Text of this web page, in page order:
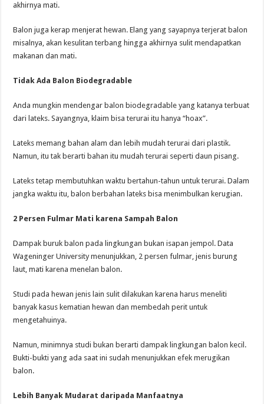
akhirnya mati.
Balon juga kerap menjerat hewan. Elang yang sayapnya terjerat balon
misalnya, akan kesulitan terbang hingga akhirnya sulit mendapatkan
makanan dan mati.
Tidak Ada Balon Biodegradable
Anda mungkin mendengar balon biodegradable yang katanya terbuat
dari lateks. Sayangnya, klaim bisa terurai itu hanya “hoax”.
Lateks memang bahan alam dan lebih mudah terurai dari plastik.
Namun, itu tak berarti bahan itu mudah terurai seperti daun pisang.
Lateks tetap membutuhkan waktu bertahun-tahun untuk terurai. Dalam
jangka waktu itu, balon berbahan lateks bisa menimbulkan kerugian.
2 Persen Fulmar Mati karena Sampah Balon
Dampak buruk balon pada lingkungan bukan isapan jempol. Data
Wageninger University menunjukkan, 2 persen fulmar, jenis burung
laut, mati karena menelan balon.
Studi pada hewan jenis lain sulit dilakukan karena harus meneliti
banyak kasus kematian hewan dan membedah perit untuk
mengetahuinya.
Namun, minimnya studi bukan berarti dampak lingkungan balon kecil.
Bukti-bukti yang ada saat ini sudah menunjukkan efek merugikan
balon.
Lebih Banyak Mudarat daripada Manfaatnya